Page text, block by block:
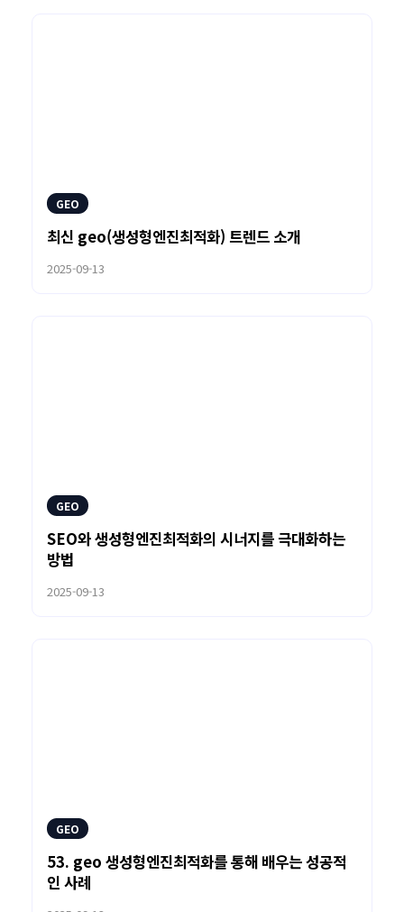
GEO
최신 geo(생성형엔진최적화) 트렌드 소개
2025-09-13
GEO
SEO와 생성형엔진최적화의 시너지를 극대화하는
방법
2025-09-13
GEO
53. geo 생성형엔진최적화를 통해 배우는 성공적
인 사례